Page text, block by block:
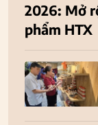
2026: Mở
phẩm HTX